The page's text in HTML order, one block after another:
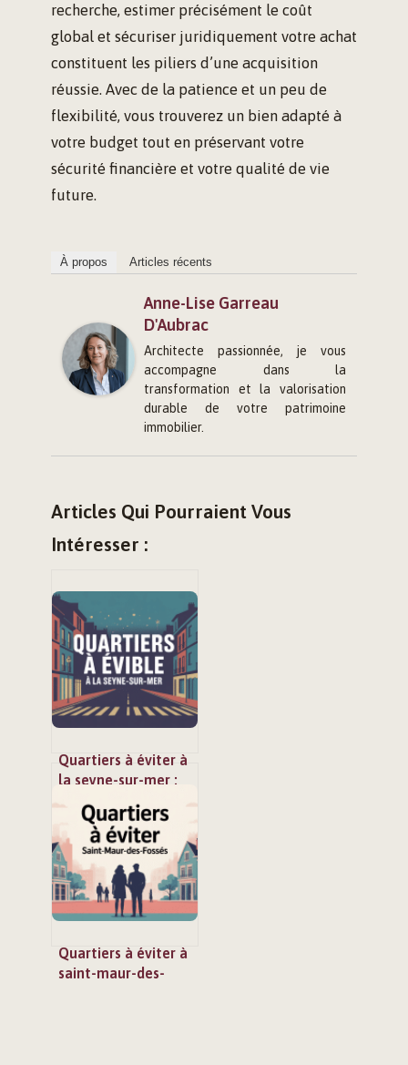
recherche, estimer précisément le coût
global et sécuriser juridiquement votre achat
constituent les piliers d’une acquisition
réussie. Avec de la patience et un peu de
flexibilité, vous trouverez un bien adapté à
votre budget tout en préservant votre
sécurité financière et votre qualité de vie
future.
À propos Articles récents
Anne-Lise Garreau
D'Aubrac
Architecte passionnée, je vous
accompagne dans la
transformation et la valorisation
durable de votre patrimoine
immobilier.
Articles Qui Pourraient Vous
Intéresser :
Quartiers à éviter à
la seyne-sur-mer :
ce qu’il faut
vraiment savoir
Quartiers à éviter à
saint-maur-des-